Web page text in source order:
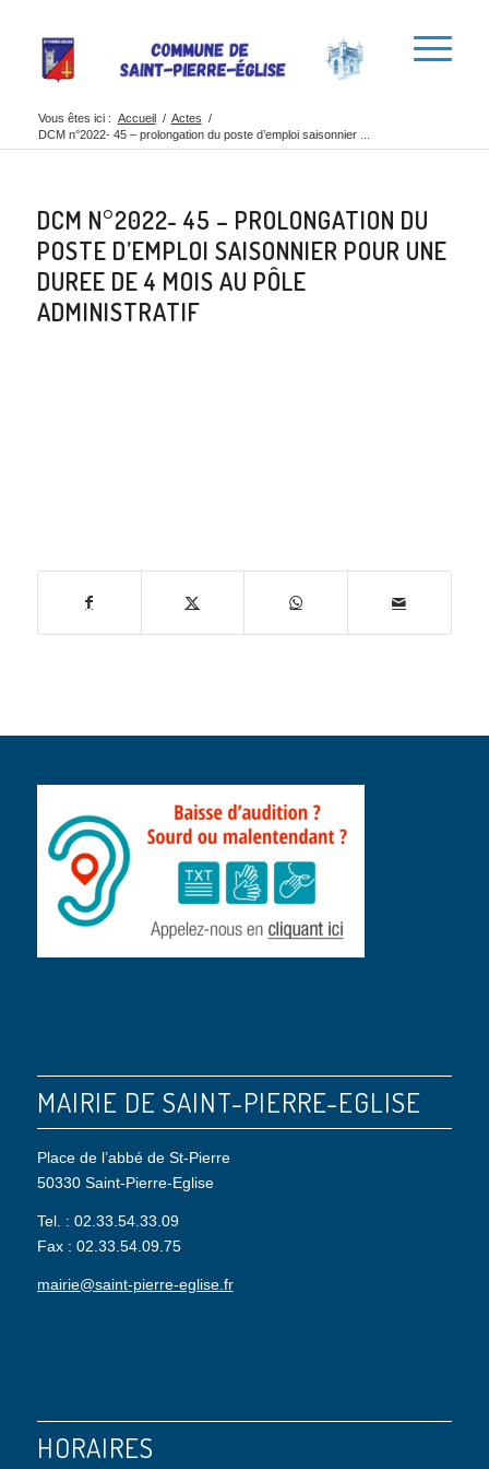
Vous êtes ici : Accueil / Actes /
DCM n°2022- 45 – prolongation du poste d’emploi saisonnier ...
DCM N°2022- 45 – PROLONGATION DU
POSTE D’EMPLOI SAISONNIER POUR UNE
DUREE DE 4 MOIS AU PÔLE
ADMINISTRATIF
MAIRIE DE SAINT-PIERRE-EGLISE
Place de l’abbé de St-Pierre
50330 Saint-Pierre-Eglise
Tel. : 02.33.54.33.09
Fax : 02.33.54.09.75
mairie@saint-pierre-eglise.fr
HORAIRES